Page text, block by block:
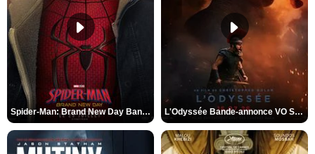
Spider-Man: Brand New Day Bande-annonce VO STFR L'Odyssée Bande-annonce VO STFR